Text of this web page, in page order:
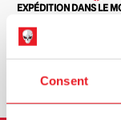
Consent
EXPÉDITION DANS LE